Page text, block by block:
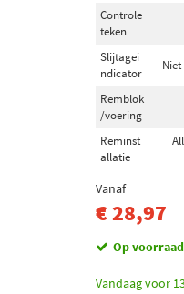
Controle
teken
Slijtagei
ndicator
Remblok
/voering
Reminst
allatie
Vanaf
€ 28,97
Op voorraad
Vandaag voor